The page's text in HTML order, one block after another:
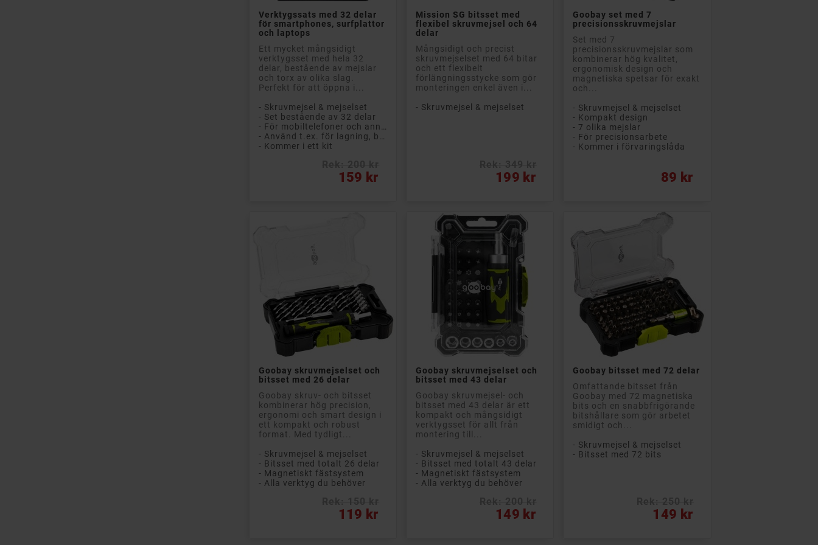
Verktygssats med 32 delar
för smartphones, surfplattor
och laptops
Ett mycket mångsidigt
verktygsset med hela 32
delar, bestående av mejslar
och torx av olika slag.
Perfekt för att öppna i...
- Skruvmejsel & mejselset
- Set bestående av 32 delar
- Kommer i ett kit
159 kr
Mission SG bitsset med
flexibel skruvmejsel och 64
delar
Mångsidigt och precist
skruvmejselset med 64 bitar
och ett flexibelt
förlängningsstycke som gör
monteringen enkel även i...
- Skruvmejsel & mejselset
199 kr
Goobay set med 7
precisionsskruvmejslar
Set med 7
precisionsskruvmejslar som
kombinerar hög kvalitet,
ergonomisk design och
magnetiska spetsar för exakt
och...
- Skruvmejsel & mejselset
- Kompakt design
- 7 olika mejslar
- För precisionsarbete
- Kommer i förvaringslåda
89 kr
Goobay skruvmejselset och
bitsset med 26 delar
Goobay skruv- och bitsset
kombinerar hög precision,
ergonomi och smart design i
ett kompakt och robust
format. Med tydligt...
- Skruvmejsel & mejselset
- Bitsset med totalt 26 delar
- Magnetiskt fästsystem
- Alla verktyg du behöver
119 kr

Goobay skruvmejselset och
bitsset med 43 delar
Goobay skruvmejsel- och
bitsset med 43 delar är ett
kompakt och mångsidigt
verktygsset för allt från
montering till...
- Skruvmejsel & mejselset
- Bitsset med totalt 43 delar
- Magnetiskt fästsystem
- Alla verktyg du behöver
149 kr
 Lägg till i kundvagn
Goobay bitsset med 72 delar
Omfattande bitsset från
Goobay med 72 magnetiska
bits och en snabbfrigörande
bitshållare som gör arbetet
smidigt och...
- Skruvmejsel & mejselset
- Bitsset med 72 bits
149 kr
 Lägg till i kundvagn